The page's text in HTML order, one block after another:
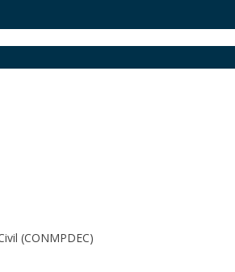
(CONMPDEC)